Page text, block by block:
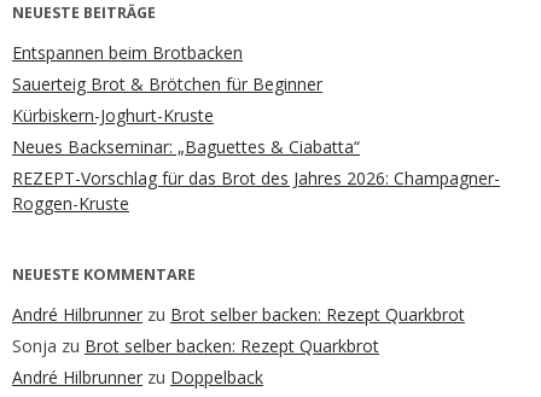
NEUESTE BEITRÄGE
Entspannen beim Brotbacken
Sauerteig Brot & Brötchen für Beginner
Kürbiskern-Joghurt-Kruste
Neues Backseminar: „Baguettes & Ciabatta“
REZEPT-Vorschlag für das Brot des Jahres 2026: Champagner-
Roggen-Kruste
NEUESTE KOMMENTARE
André Hilbrunner zu Brot selber backen: Rezept Quarkbrot
Sonja zu Brot selber backen: Rezept Quarkbrot
André Hilbrunner zu Doppelback